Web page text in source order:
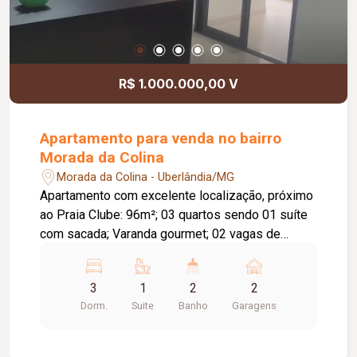
R$ 1.000.000,00 V
Apartamento para venda no bairro
Morada da Colina
Morada da Colina - Uberlândia/MG
Apartamento com excelente localização, próximo
ao Praia Clube: 96m²; 03 quartos sendo 01 suíte
com sacada; Varanda gourmet; 02 vagas de
social; Área de serviço; Condomínio: Piscina
climatizada; SPA; Sauna; Espaço Grill; Salão de
festas; Bar Lounge; Espaço pet; Academia;
3
Dorm.
1
Suite
2
Banho
2
Garagens